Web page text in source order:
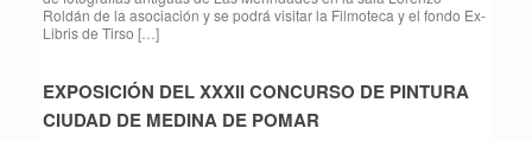
Roldán de la asociación y se podrá visitar la Filmoteca y el fondo Ex-
Libris de Tirso […]
EXPOSICIÓN DEL XXXII CONCURSO DE PINTURA
CIUDAD DE MEDINA DE POMAR